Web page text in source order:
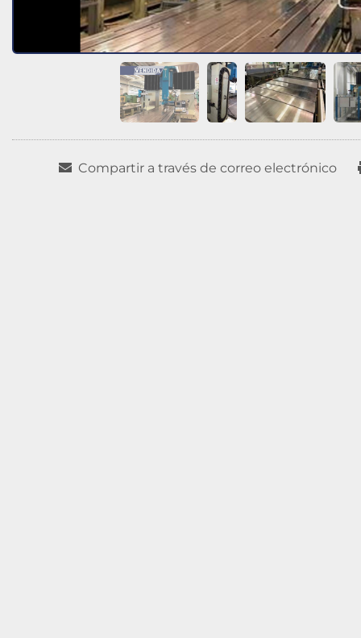
Compartir a través de correo electrónico